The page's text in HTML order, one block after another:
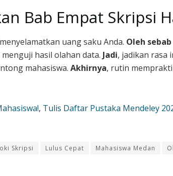
Bab Empat Skripsi
uang saku Anda. Oleh
hasil olahan data. Jadi, jadikan rasa
mahasiswa. Akhirnya, rutin
, Tulis Daftar Pustaka Mendeley
Skripsi Lulus Cepat Mahasiswa Medan